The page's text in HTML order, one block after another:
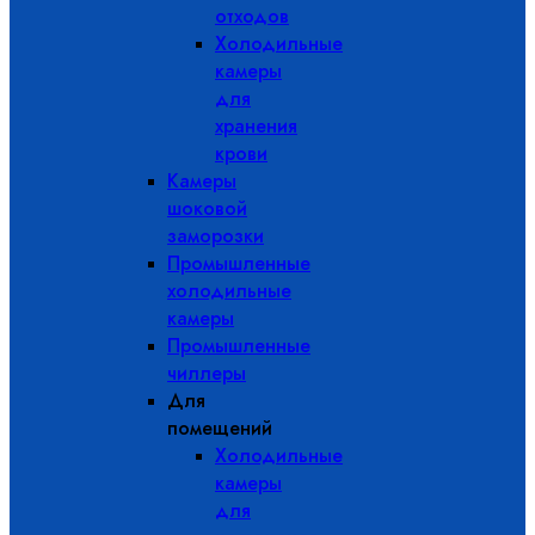
отходов
Холодильные
камеры
для
хранения
крови
Камеры
шоковой
заморозки
Промышленные
холодильные
камеры
Промышленные
чиллеры
Для
помещений
Холодильные
камеры
для